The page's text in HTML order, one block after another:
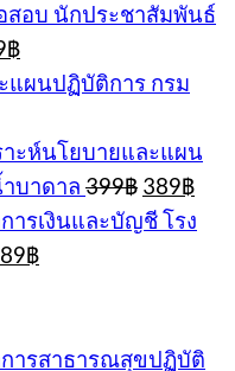
สอบ นักประชาสัมพันธ์
฿Current
price
is:
ะห์นโยบายและแผน
บาดาล 399฿ Original
price
was:
389฿
is:
ารเงินและบัญชี โรง
฿Current
ารสาธารณสุขปฏิบัติ